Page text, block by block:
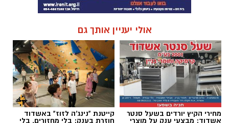
אולי יעניין אותך גם
מחירי הקיץ יורדים בשעל סנטר
אשדוד: מבצעי ענק על מוצרי
קייטנת "נינג'ה לזוז" באשדוד
חוזרת בענק: בלי מחזורים, בלי